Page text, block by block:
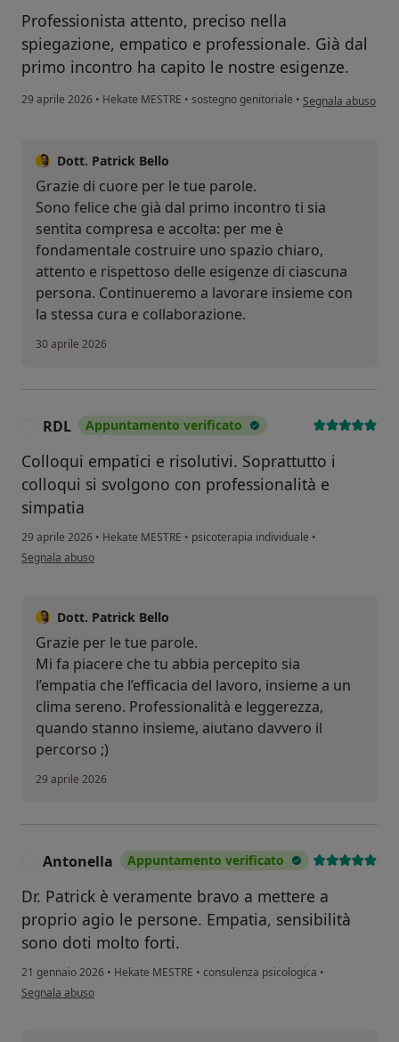
Professionista attento, preciso nella
spiegazione, empatico e professionale. Già dal
primo incontro ha capito le nostre esigenze.
29 aprile 2026 • Hekate MESTRE • sostegno genitoriale • secondo l'opinione
Segnala abuso
Dott. Patrick Bello
Grazie di cuore per le tue parole.
Sono felice che già dal primo incontro ti sia
sentita compresa e accolta: per me è
fondamentale costruire uno spazio chiaro,
attento e rispettoso delle esigenze di ciascuna
persona. Continueremo a lavorare insieme con
la stessa cura e collaborazione.
30 aprile 2026
RDL Appuntamento verificato
Colloqui empatici e risolutivi. Soprattutto i
colloqui si svolgono con professionalità e
simpatia
29 aprile 2026 • Hekate MESTRE • psicoterapia individuale •
secondo l'opinione dell'utente RDL
Segnala abuso
Dott. Patrick Bello
Grazie per le tue parole.
Mi fa piacere che tu abbia percepito sia
l’empatia che l’efficacia del lavoro, insieme a un
clima sereno. Professionalità e leggerezza,
quando stanno insieme, aiutano davvero il
percorso ;)
29 aprile 2026
Antonella Appuntamento verificato
Dr. Patrick è veramente bravo a mettere a
proprio agio le persone. Empatia, sensibilità
sono doti molto forti.
21 gennaio 2026 • Hekate MESTRE • consulenza psicologica •
secondo l'opinione dell'utente Antonella
Segnala abuso